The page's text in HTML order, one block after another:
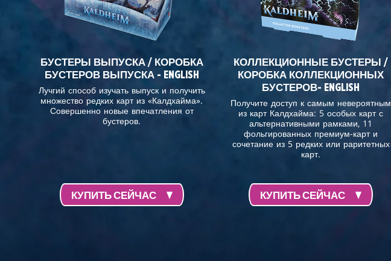
БУСТЕРЫ ВЫПУСКА / КОРОБКА
БУСТЕРОВ ВЫПУСКА - ENGLISH
Лучгий способ изучать выпуск и получить
множество редких карт из «Калдхайма».
Совершенно новые впечатления от
бустеров.
КУПИТЬ СЕЙЧАС
КОЛЛЕКЦИОННЫЕ БУСТЕРЫ /
КОРОБКА КОЛЛЕКЦИОННЫХ
БУСТЕРОВ- ENGLISH
Получите доступ к самым невероятным
из карт Калдхайма: 5 особых карт с
альтернативными рамками, 11
фольгированных премиум-карт и
сочетание из 5 редких или раритетных
карт.
КУПИТЬ СЕЙЧАС